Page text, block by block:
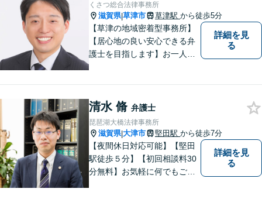
くさつ総合法律事務所
滋賀県|草津市 草津駅 から徒歩5分
【草津の地域密着型事務所】
【居心地の良い安心できる弁
護士を目指します】お一人お
大規模事務所にはできないき
め細やかさが魅力。お気軽に
ご相談ください！
詳細を見
る
清水 脩 弁護士
琵琶湖大橋法律事務所
滋賀県|大津市 堅田駅 から徒歩7分
【夜間休日対応可能】【堅田
駅徒歩５分】【初回相談料30
分無料】お気軽に何でもご相
詳細を見
る